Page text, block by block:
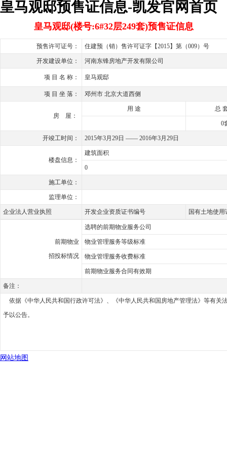
皇马观邸预售证信息-凯发官网首页
皇马观邸(楼号:6#32层249套)预售证信息
预售许可证号： 住建预（销）售许可证字【2015】第（009）号
开发建设单位： 河南东锋房地产开发有限公司
项 目 名 称： 皇马观邸
项 目 坐 落： 邓州市 北京大道西侧
房 屋：
用 途 总
0
开竣工时间： 2015年3月29日 —— 2016年3月29日
楼盘信息：
建筑面积
0
施工单位：
监理单位：
企业法人营业执照 开发企业资质证书编号 国有土地使用
前期物业
招投标情况
选聘的前期物业服务公司
物业管理服务等级标准
物业管理服务收费标准
前期物业服务合同有效期
备注：
依据《中华人民共和国行政许可法》、《中华人民共和国房地产管理法》等有关
予以公告。
网站地图